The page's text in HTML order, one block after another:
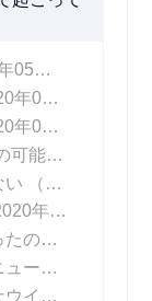
掲載）
01日 掲載）
08日 掲載）
第4回 ECMO遠隔治療(tele-ICU)の可能性
い
（2020年06月22日 掲載）
06月29日 掲載）
第7回 何がニューヨークで起こったのか！？
第8回 医療ボランティアが見たニューヨークの医療崩壊
第9回 軽症者も苦しむ新型コロナウイルス感染症の後遺症